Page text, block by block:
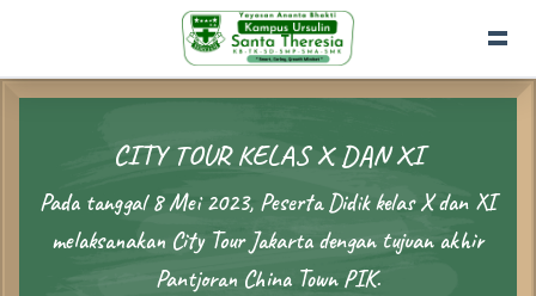
CITY TOUR KELAS X DAN XI
Pada tanggal 8 Mei 2023, Peserta Didik kelas X dan XI
melaksanakan City Tour Jakarta dengan tujuan akhir
Pantjoran China Town PIK.